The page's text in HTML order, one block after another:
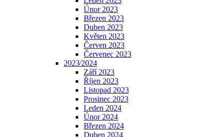
Únor 2023
Březen 2023
Duben 2023
Květen 2023
Červen 2023
Červenec 2023
2023⁄2024
Září 2023
Říjen 2023
Listopad 2023
Prosinec 2023
Leden 2024
Únor 2024
Březen 2024
Duben 2024